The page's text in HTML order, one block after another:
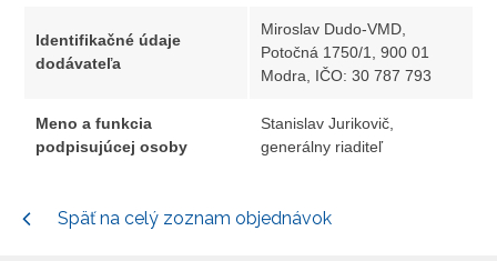
Identifikačné údaje
dodávateľa
Miroslav Dudo-VMD,
Potočná 1750/1, 900 01
Modra, IČO: 30 787 793
Meno a funkcia
podpisujúcej osoby
Stanislav Jurikovič,
generálny riaditeľ
Späť na celý zoznam objednávok